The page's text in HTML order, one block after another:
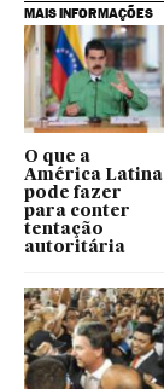
MAIS INFORMAÇÕES
O que a
América Latina
pode fazer
para conter
tentação
autoritária